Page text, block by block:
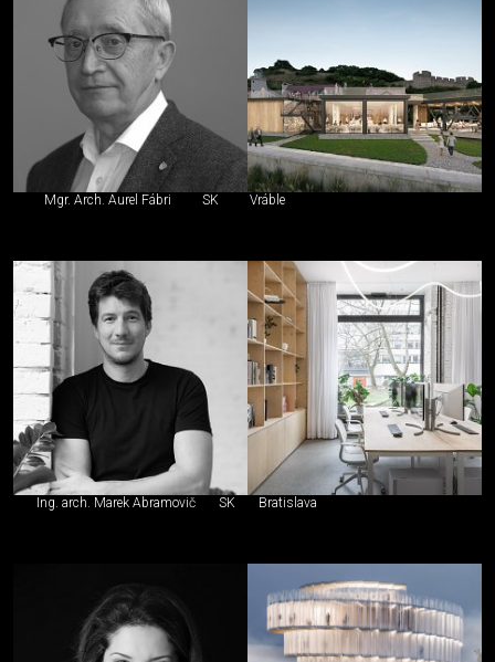
Mgr. Arch. Aurel Fábri SK Vráble
Ing. arch. Marek Abramovič SK Bratislava